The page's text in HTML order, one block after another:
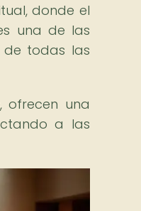
donde el
una de las
de todas las
ofrecen una
a las